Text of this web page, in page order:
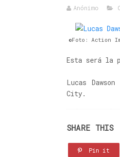
Anónimo
©Foto: Action
Esta será la
Lucas
City.
SHARE THIS
Pin it